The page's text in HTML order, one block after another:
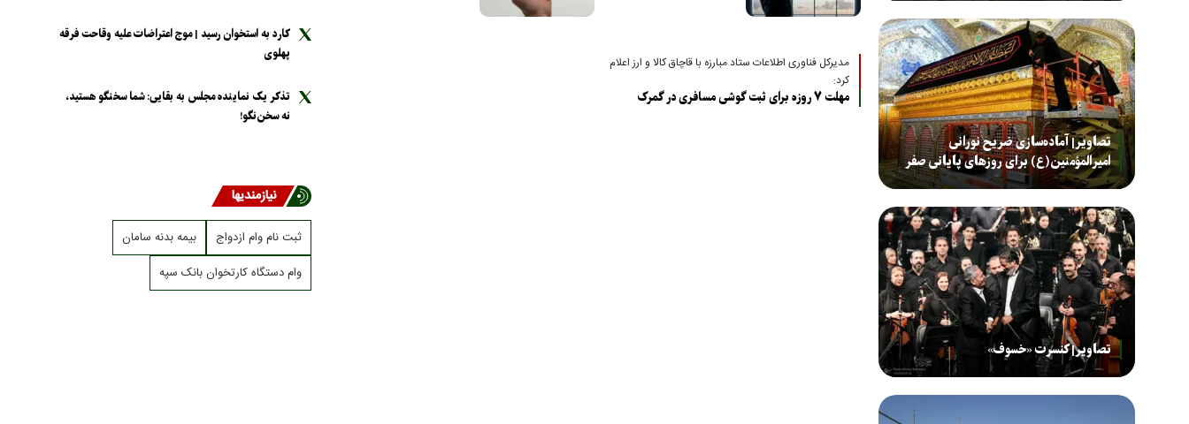
مدیرکل فناوری اطلاعات ستاد مبارزه با قاچاق کالا و ارز اعلام
کرد:
مهلت ۷ روزه برای ثبت گوشی‌ مسافری در گمرک
تصاویر| آماده‌سازی ضریح نورانی
امیرالمؤمنین(ع) برای روزهای پایانی صفر
تصاویر| کنسرت «خسوف»
کارد به استخوان رسید | موج اعتراضات علیه وقاحت فرقه
پهلوی
تذکر یک نماینده مجلس به بقایی: شما سخنگو هستید،
نه سخن‌نگو!
نیازمندیها
ثبت نام وام ازدواج
بیمه بدنه سامان
وام دستگاه کارتخوان بانک سپه